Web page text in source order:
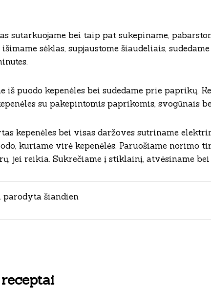
sutarkuojame bei taip pat sukepiname,
sėklas, supjaustome šiaudeliais,
iš puodo kepenėles bei sudedame prie paprikų.
su pakepintomis paprikomis, svogūnais
kepenėles bei visas daržoves sutriname
kuriame virė kepenėlės. Paruošiame norimo
jei reikia. Sukrečiame į stiklainį, atvėsiname
parodyta šiandien